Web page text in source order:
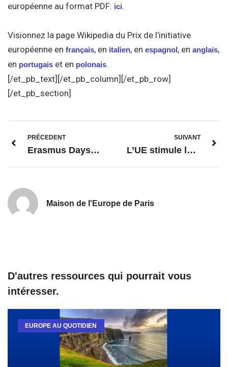
européenne au format PDF: ici.
Visionnez la page Wikipedia du Prix de l’initiative
européenne en français, en italien, en espagnol, en anglais,
en portugais et en polonais.
[/et_pb_text][/et_pb_column][/et_pb_row]
[/et_pb_section]
PRÉCEDENT
Erasmus Days : Célébration européenne d’échanges culturels
SUIVANT
L’UE stimule la transition vers l’énergie verte
Maison de l'Europe de Paris
D'autres ressources qui pourrait vous
intéresser.
EUROPE AU QUOTIDIEN